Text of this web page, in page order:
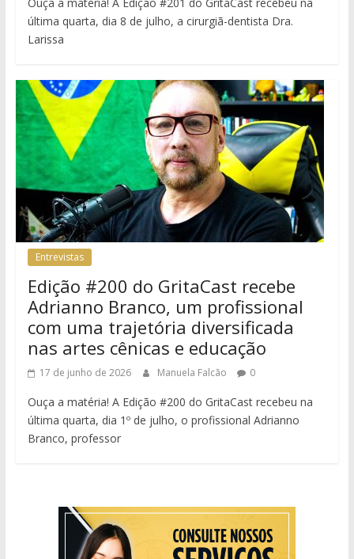
última quarta, dia 8 de julho, a cirurgiã-dentista Dra.
Larissa
Entrevistas
Edição #200 do GritaCast recebe
Adrianno Branco, um profissional
com uma trajetória diversificada
nas artes cênicas e educação
17 de junho de 2026 Manuela Falcão 0
Ouça a matéria! A Edição #200 do GritaCast recebeu na
última quarta, dia 1º de julho, o profissional Adrianno
Branco, professor